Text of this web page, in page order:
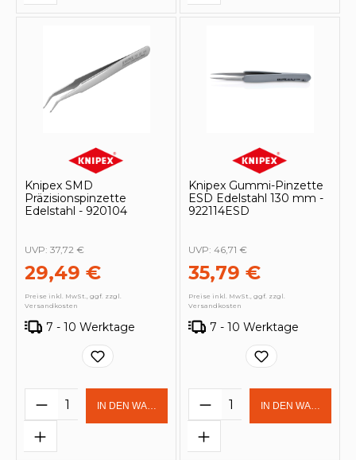
Knipex SMD
Präzisionspinzette
Edelstahl - 920104
29,49 €
UVP: 37,72 €
Preise inkl. MwSt., ggf. zzgl.
Versandkosten
7 - 10 Werktage
Produkt Anzahl: Gib den
IN DEN WARENKORB
Knipex Gummi-Pinzette
ESD Edelstahl 130 mm -
922114ESD
35,79 €
UVP: 46,71 €
Preise inkl. MwSt., ggf. zzgl.
Versandkosten
7 - 10 Werktage
Produkt Anzahl:
IN DEN